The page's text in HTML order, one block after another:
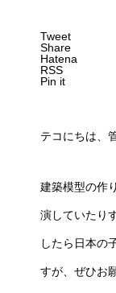
Tweet
Share
Hatena
RSS
Pin it
テコにちは、
建築模型の作
演していたり
したら日本の
すが、ぜひお